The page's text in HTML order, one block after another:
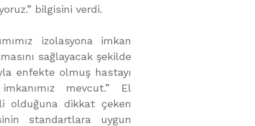
bilgisini verdi.
izolasyona imkan
sağlayacak şekilde
enfekte olmuş hastayı
mevcut.” El
olduğuna dikkat çeken
standartlara uygun